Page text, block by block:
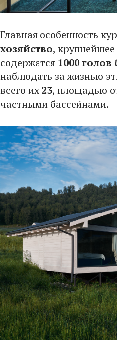
Главная особенность
хозяйство, крупнейшее
содержатся 1000
наблюдать за жизнью
всего их 23, площадью
частными бассейнами.